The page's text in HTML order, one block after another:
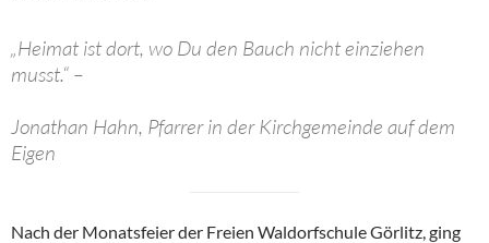
„Heimat ist dort, wo Du den Bauch nicht einziehen
musst.“ –
Jonathan Hahn, Pfarrer in der Kirchgemeinde auf dem
Eigen
Nach der Monatsfeier der Freien Waldorfschule Görlitz, ging